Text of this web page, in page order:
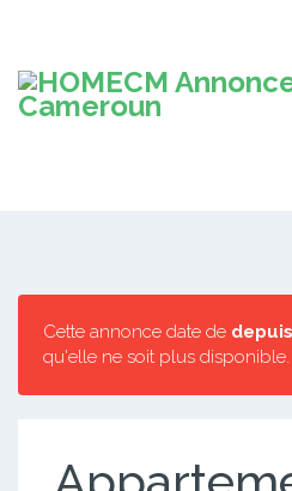
Cette annonce date de
qu'elle ne soit plus disponible.